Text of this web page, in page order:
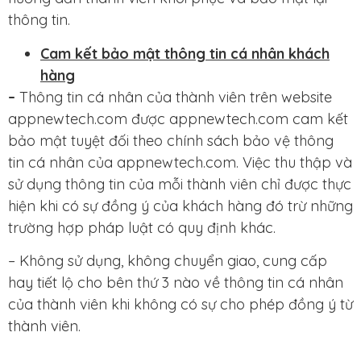
thông tin.
Cam kết bảo mật thông tin cá nhân khách
hàng
– Thông tin cá nhân của thành viên trên website
appnewtech.com được appnewtech.com cam kết
bảo mật tuyệt đối theo chính sách bảo vệ thông
tin cá nhân của appnewtech.com. Việc thu thập và
sử dụng thông tin của mỗi thành viên chỉ được thực
hiện khi có sự đồng ý của khách hàng đó trừ những
trường hợp pháp luật có quy định khác.
– Không sử dụng, không chuyển giao, cung cấp
hay tiết lộ cho bên thứ 3 nào về thông tin cá nhân
của thành viên khi không có sự cho phép đồng ý từ
thành viên.